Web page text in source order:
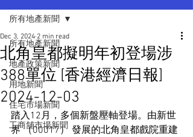
所有地產新聞
地產政策新聞
用地新聞
住宅市場新聞
工商舖市場新聞
所有地產新聞
北角皇都擬明年初登場涉
388單位 [香港經濟日報]
2024-12-03
Dec 3, 2024 2 min read
踏入12月，多個新盤壓軸登場。由新世
界 （00017） 發展的北角皇都戲院重建